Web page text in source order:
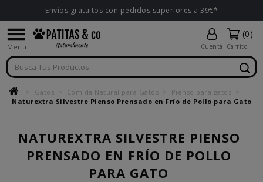
Envíos gratuitos con pedidos superiores a 39€*

Menu Cuenta
(0)
Carrito
Gatos Comida Natural para Gatos
Pienso para gatos
Naturextra Silvestre Pienso Prensado en Frío de Pollo para Gato
NATUREXTRA SILVESTRE PIENSO
PRENSADO EN FRÍO DE POLLO
PARA GATO